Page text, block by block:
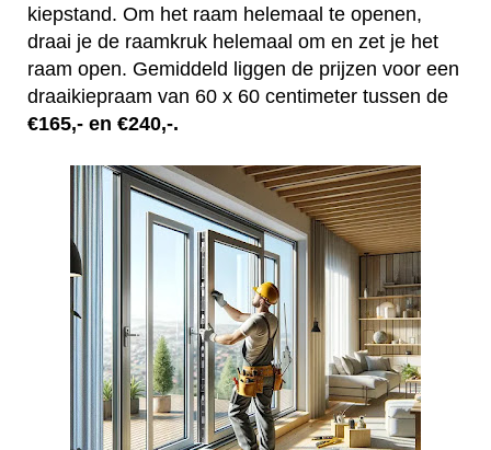
kiepstand. Om het raam helemaal te openen,
draai je de raamkruk helemaal om en zet je het
raam open. Gemiddeld liggen de prijzen voor een
draaikiepraam van 60 x 60 centimeter tussen de
€165,- en €240,-.